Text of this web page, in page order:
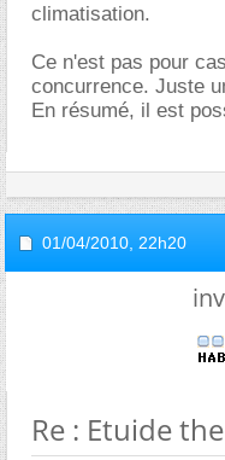
climatisation.
Ce n'est pas pour
concurrence. Juste
En résumé, il est
01/04/2010, 22h20
Re : Etuide